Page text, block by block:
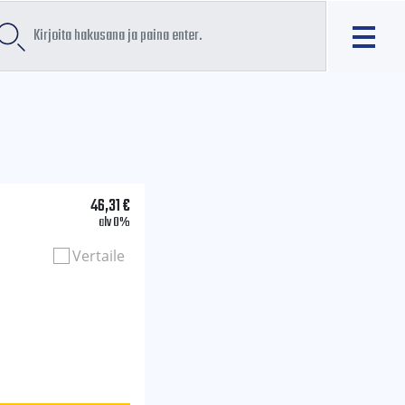
46,31€
alv 0%
Vertaile